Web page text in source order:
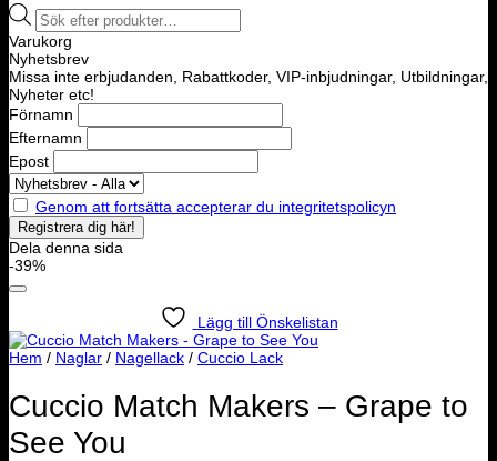
Products
search
Varukorg
Nyhetsbrev
Missa inte erbjudanden, Rabattkoder, VIP-inbjudningar, Utbildningar,
Nyheter etc!
Förnamn
Efternamn
Epost
Genom att fortsätta accepterar du integritetspolicyn
Dela denna sida
-39%
Lägg till Önskelistan
Hem / Naglar / Nagellack / Cuccio Lack
Cuccio Match Makers – Grape to
See You